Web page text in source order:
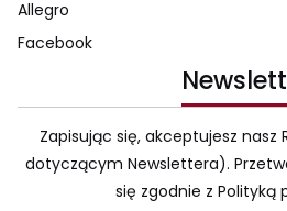
Allegro
Facebook
Zapisując się, akceptujesz nasz
dotyczącym Newslettera).
się zgodnie z Polityką